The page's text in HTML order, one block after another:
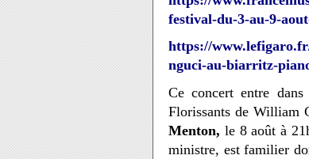
festival-du-3-au-9-
https://
nguci-au-biarritz-
Ce concert entre
Florissants de William
Menton, le 8 août à
ministre, est familier